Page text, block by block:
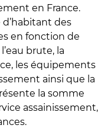
en France.
des
en fonction de
brute, la
les équipements
ainsi que la
la somme
assainissement,